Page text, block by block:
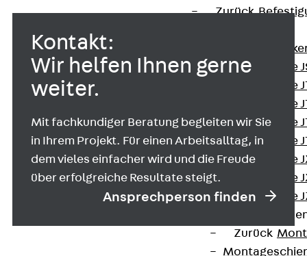
Zurück
Ankerschiene
Ankerschiene
Ankerschiene
Ankerschiene
Ankerschiene
Ankerschiene
Ankerschiene
Ankerschiene
Zurück
Kontakt:
Wir helfen Ihnen gerne
weiter.
Mit fachkundiger Beratung begleiten wir Sie
in Ihrem Projekt. Für einen Arbeitsalltag, in
dem vieles einfacher wird und die Freude
über erfolgreiche Resultate steigt.
Ansprechperson finden